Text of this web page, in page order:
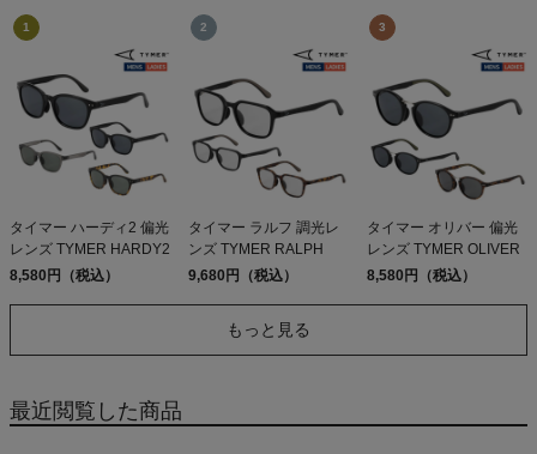
タイマー ハーディ2 偏光
レンズ TYMER HARDY2
8,580円（税込）
タイマー ラルフ 調光レ
ンズ TYMER RALPH
9,680円（税込）
タイマー オリバー 偏光
レンズ TYMER OLIVER
8,580円（税込）
もっと見る
最近閲覧した商品